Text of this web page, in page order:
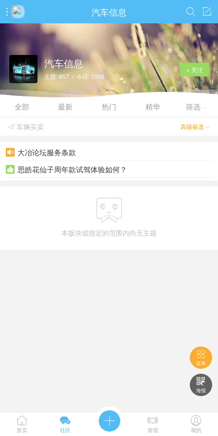
 汽车信息 

+ 关注
汽车信息
主题: 857 / 今日: 1006
全部 最新 热门 精华 筛选 
高级筛选 
 车辆买卖
 大冶论坛服务条款
 思皓花仙子周年款试驾体验如何？

本版块或指定的范围内尚无主题

菜单

海报

首页

社区
 
发现

我的